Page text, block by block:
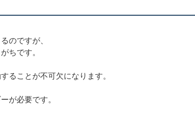
のですが、
ちです。
ることが不可欠になります。
が必要です。